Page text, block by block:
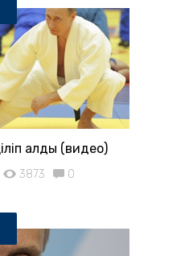
қалды (видео)
3873 0